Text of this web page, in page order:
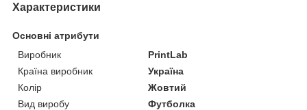
Характеристики
Основні атрибути
Виробник
PrintLab
Країна виробник
Україна
Колір
Жовтий
Вид виробу
Футболка